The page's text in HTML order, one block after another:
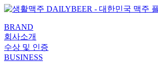
콘텐츠로
PaperLogy
BRAND
회사소개
수상 및 인증
BUSINESS